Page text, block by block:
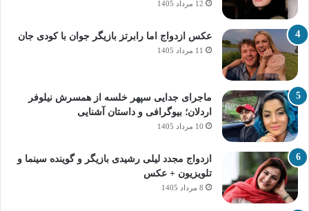
12 مرداد 1405
عکس ازدواج اما رابرتز بازیگر جوان با کودی جان
11 مرداد 1405
ماجرای جدایی سپهر خلسه از همسرش نیلوفر
اردلان؛ بیوگرافی و داستان آشنایی
10 مرداد 1405
ازدواج مجدد لیلی رشیدی بازیگر و گوینده سینما و
تلویزیون + عکس
8 مرداد 1405